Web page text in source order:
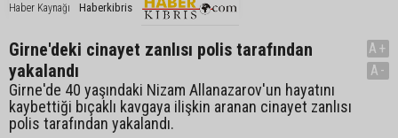
Haber Kaynağı Haberkibris
Girne'deki cinayet zanlısı polis tarafından
yakalandı
Girne'de 40 yaşındaki Nizam Allanazarov'un hayatını
kaybettiği bıçaklı kavgaya ilişkin aranan cinayet zanlısı
polis tarafından yakalandı.
A+
A-